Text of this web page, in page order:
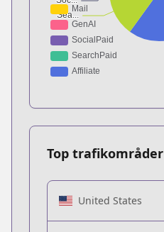
Top trafikområder
United States